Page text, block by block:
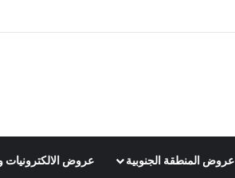
عروض المنطقة الجنوبية عروض الالكترونيات و